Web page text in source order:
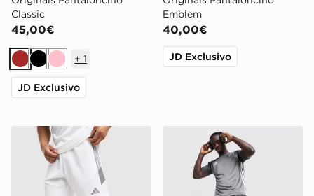
Classic
45,00€
Marrone
NeroRosa
+ 1
JD Exclusivo
Emblem
40,00€
JD Exclusivo
adidas Pantaloncino Woven Tiroadidas Pantaloncini Tiro 26